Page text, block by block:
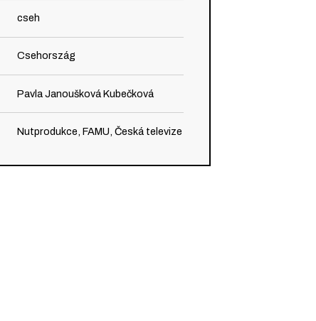
cseh
Csehország
Pavla Janoušková Kubečková
Nutprodukce, FAMU, Česká televize